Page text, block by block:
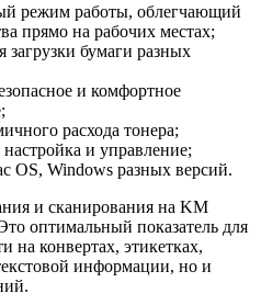
режим работы, облегчающий
прямо на рабочих местах;
загрузки бумаги разных
и комфортное
расхода тонера;
и управление;
OS, Windows разных версий.
и сканирования на KM
оптимальный показатель для
на конвертах, этикетках,
информации, но и